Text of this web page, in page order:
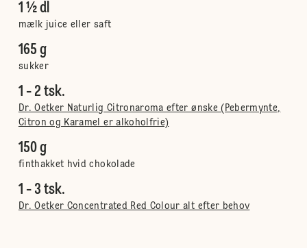
1 ½ dl
mælk juice eller saft
165 g
sukker
1 - 2 tsk.
Dr. Oetker Naturlig Citronaroma efter ønske (Pebermynte,
Citron og Karamel er alkoholfrie)
150 g
finthakket hvid chokolade
1 - 3 tsk.
Dr. Oetker Concentrated Red Colour alt efter behov